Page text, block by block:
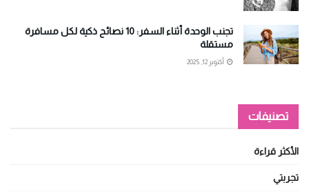
تجنب الوحدة أثناء السفر: 10 نصائح ذكية لكل مسافرة
مستقلة
أكتوبر 12, 2025
تصنيفات
الأكثر قراءة
تجربتي